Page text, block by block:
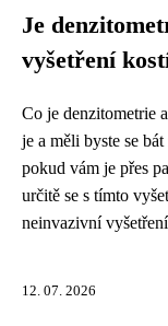
Je
vyšetření
Co je denzitometrie
je a měli byste se
pokud vám je přes
určitě se s tímto
neinvazivní
12. 07. 2026